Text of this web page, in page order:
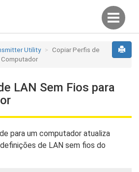
Utility
Copiar Perfis de
Computador
LAN Sem Fios para
para um computador atualiza
de LAN sem fios do